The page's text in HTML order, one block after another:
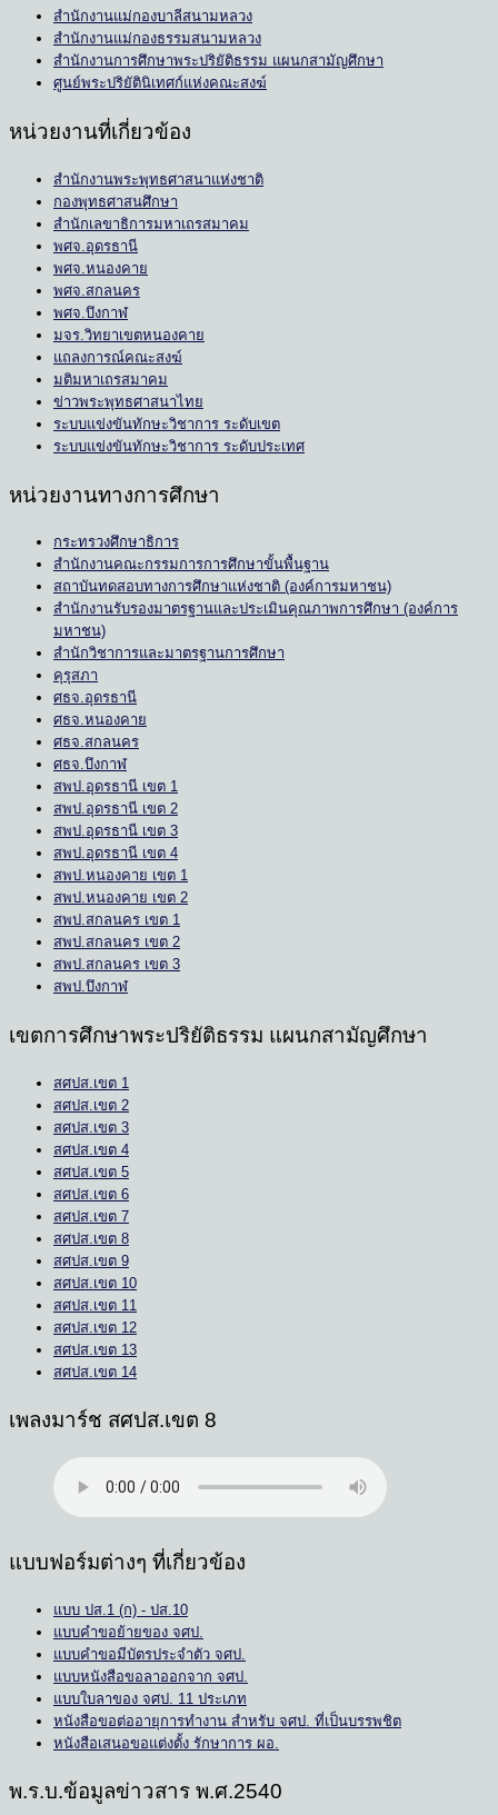
สำนักงานแม่กองบาลีสนามหลวง
สำนักงานแม่กองธรรมสนามหลวง
สำนักงานการศึกษาพระปริยัติธรรม แผนกสามัญศึกษา
ศูนย์พระปริยัตินิเทศก์แห่งคณะสงฆ์
หน่วยงานที่เกี่ยวข้อง
สำนักงานพระพุทธศาสนาแห่งชาติ
กองพุทธศาสนศึกษา
สำนักเลขาธิการมหาเถรสมาคม
พศจ.อุดรธานี
พศจ.หนองคาย
พศจ.สกลนคร
พศจ.บึงกาฬ
มจร.วิทยาเขตหนองคาย
แถลงการณ์คณะสงฆ์
มติมหาเถรสมาคม
ข่าวพระพุทธศาสนาไทย
ระบบแข่งขันทักษะวิชาการ ระดับเขต
ระบบแข่งขันทักษะวิชาการ ระดับประเทศ
หน่วยงานทางการศึกษา
กระทรวงศึกษาธิการ
สำนักงานคณะกรรมการการศึกษาขั้นพื้นฐาน
สถาบันทดสอบทางการศึกษาแห่งชาติ (องค์การมหาชน)
สำนักงานรับรองมาตรฐานและประเมินคุณภาพการศึกษา (องค์การ
มหาชน)
สำนักวิชาการและมาตรฐานการศึกษา
คุรุสภา
ศธจ.อุดรธานี
ศธจ.หนองคาย
ศธจ.สกลนคร
ศธจ.บึงกาฬ
สพป.อุดรธานี เขต 1
สพป.อุดรธานี เขต 2
สพป.อุดรธานี เขต 3
สพป.อุดรธานี เขต 4
สพป.หนองคาย เขต 1
สพป.หนองคาย เขต 2
สพป.สกลนคร เขต 1
สพป.สกลนคร เขต 2
สพป.สกลนคร เขต 3
สพป.บึงกาฬ
เขตการศึกษาพระปริยัติธรรม แผนกสามัญศึกษา
สศปส.เขต 1
สศปส.เขต 2
สศปส.เขต 3
สศปส.เขต 4
สศปส.เขต 5
สศปส.เขต 6
สศปส.เขต 7
สศปส.เขต 8
สศปส.เขต 9
สศปส.เขต 10
สศปส.เขต 11
สศปส.เขต 12
สศปส.เขต 13
สศปส.เขต 14
เพลงมาร์ช สศปส.เขต 8
แบบฟอร์มต่างๆ ที่เกี่ยวข้อง
แบบ ปส.1 (ก) - ปส.10
แบบคำขอย้ายของ จศป.
แบบคำขอมีบัตรประจำตัว จศป.
แบบหนังสือขอลาออกจาก จศป.
แบบใบลาของ จศป. 11 ประเภท
หนังสือขอต่ออายุการทำงาน สำหรับ จศป. ที่เป็นบรรพชิต
หนังสือเสนอขอแต่งตั้ง รักษาการ ผอ.
พ.ร.บ.ข้อมูลข่าวสาร พ.ศ.2540